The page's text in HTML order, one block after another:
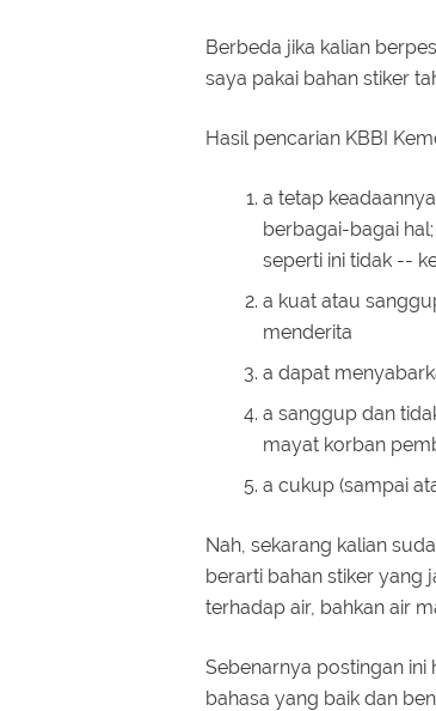
Berbeda jika kalian
saya pakai bahan stiker
Hasil pencarian KBBI
a tetap
berbagai-bagai
seperti ini tidak --
a kuat atau
menderita
a dapat
a sanggup dan
mayat korban
a cukup (sampai
Nah, sekarang kalian
berarti bahan stiker yang
terhadap air, bahkan air
Sebenarnya postingan ini
bahasa yang baik dan